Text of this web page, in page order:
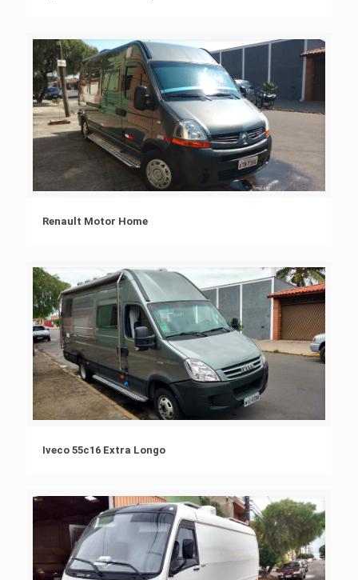
Renault Motor Home
Iveco 55c16 Extra Longo